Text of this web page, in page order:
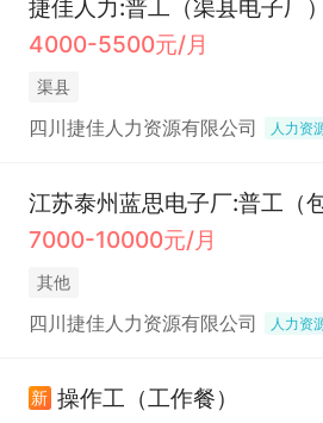
捷佳人力:普工（渠县电子厂）
4000-5500元/月
渠县
四川捷佳人力资源有限公司 人力资
7000-10000元/月
其他
四川捷佳人力资源有限公司 人力资
新 操作工（工作餐）